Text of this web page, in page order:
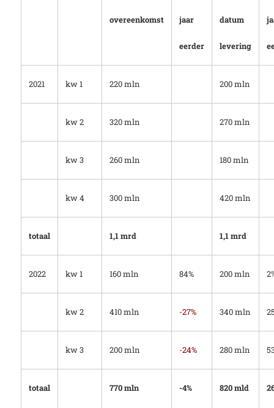
overeenkomst jaar
eerder
datum
levering
2021 kw 1 220 mln 200 mln
kw 2 320 mln 270 mln
kw 3 260 mln 180 mln
kw 4 300 mln 420 mln
totaal 1,1 mrd 1,1 mrd
2022 kw 1 160 mln 84% 200 mln
kw 2 410 mln -27% 340 mln
kw 3 200 mln -24% 280 mln
totaal 770 mln -4% 820 mld